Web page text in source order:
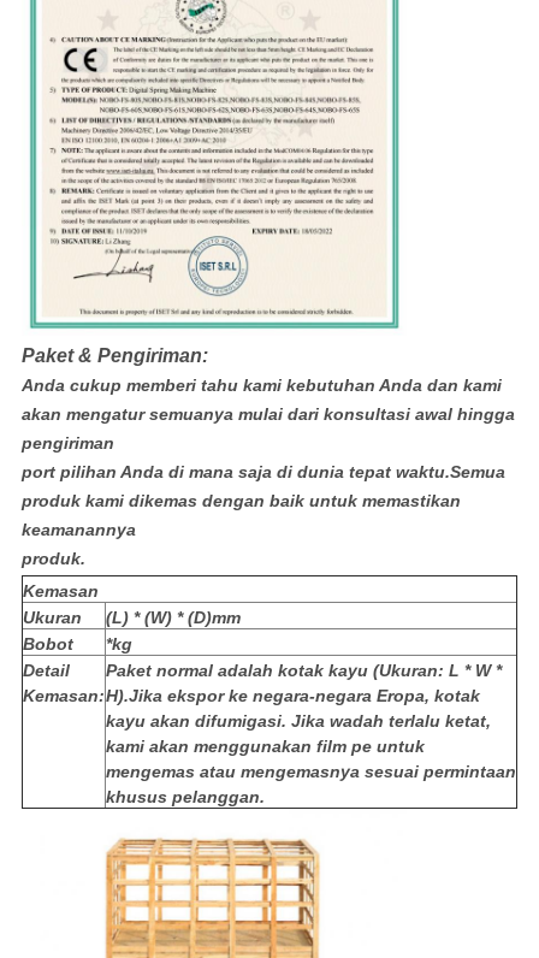
Paket & Pengiriman:
Anda cukup memberi tahu kami kebutuhan Anda dan kami
akan mengatur semuanya mulai dari konsultasi awal hingga
pengiriman
port pilihan Anda di mana saja di dunia tepat waktu.Semua
produk kami dikemas dengan baik untuk memastikan
keamanannya
produk.
Kemasan
Ukuran
(L) * (W) * (D)mm
Bobot
*kg
Detail
Kemasan:
Paket normal adalah kotak kayu (Ukuran: L * W *
H).Jika ekspor ke negara-negara Eropa, kotak
kayu akan difumigasi. Jika wadah terlalu ketat,
kami akan menggunakan film pe untuk
mengemas atau mengemasnya sesuai permintaan
khusus pelanggan.